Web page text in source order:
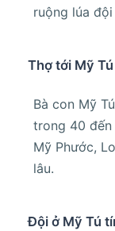
ruộng lúa
Thợ tới Mỹ
Bà con Mỹ
trong 40 đến
Mỹ Phước,
lâu.
Đội ở Mỹ Tú